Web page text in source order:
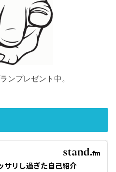
ンプレゼント中。